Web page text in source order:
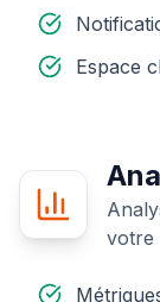
Espace
votre